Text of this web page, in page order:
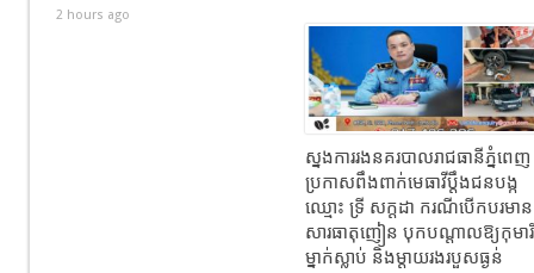
2 hours ago
ស្នងការរងនគរបាលរាជធានីភ្នំពេញ
ប្រកាសពឹងពាក់មេធាវីប្តឹងជនបង្ក
ឈ្មោះ ទ្រី សក្ដដា ករណីបើកបរមាន
សារធាតុញៀន បុកបណ្តាលឱ្យកុមារី
ម្នាក់ស្លាប់ និងម្តាយរងរបួសធ្ងន់